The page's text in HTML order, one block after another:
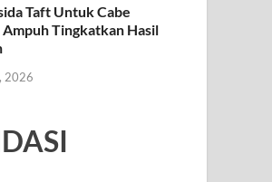
Taft Untuk Cabe
Ampuh Tingkatkan Hasil
2026